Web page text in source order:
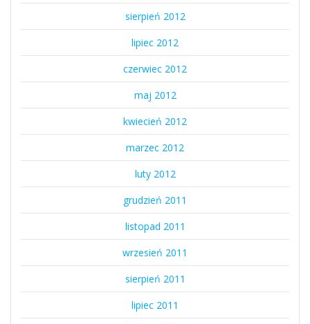
sierpień 2012
lipiec 2012
czerwiec 2012
maj 2012
kwiecień 2012
marzec 2012
luty 2012
grudzień 2011
listopad 2011
wrzesień 2011
sierpień 2011
lipiec 2011